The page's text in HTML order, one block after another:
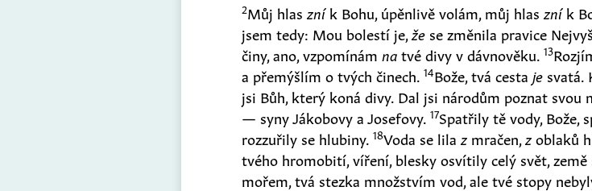
2Můj hlas zník Bohu, úpěnlivě volám, můj hlas zník
jsem tedy: Mou bolestí je, že se změnila pravice
činy, ano, vzpomínám natvé divy v dávnověku.13
a přemýšlím o tvých činech.14Bože, tvá cesta je svatá.
jsi Bůh, který koná divy. Dal jsi národům poznat svou
— syny Jákobovy a Josefovy.17Spatřily tě vody, Bože,
rozzuřily se hlubiny.18Voda se lila z mračen, zoblaků
tvého hromobití, víření, blesky osvítily celý svět,
mořem, tvá stezka množstvím vod, ale tvé stopy